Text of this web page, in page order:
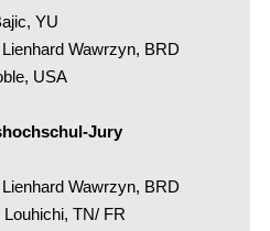
YU
Wawrzyn, BRD
USA
Jury
Wawrzyn, BRD
TN/ FR